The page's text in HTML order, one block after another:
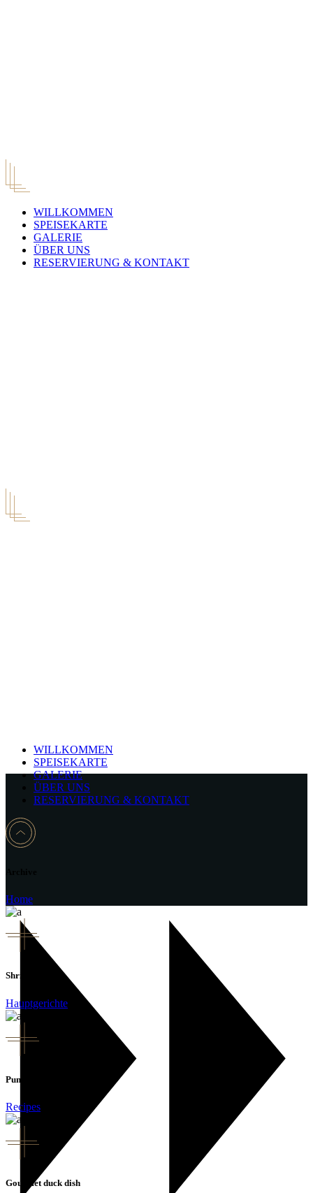
WILLKOMMEN
SPEISEKARTE
GALERIE
ÜBER UNS
RESERVIERUNG & KONTAKT
WILLKOMMEN
SPEISEKARTE
GALERIE
ÜBER UNS
RESERVIERUNG & KONTAKT
Home
Shrimp Pasta
Hauptgerichte
Punch Party
Recipes
Gourmet duck dish